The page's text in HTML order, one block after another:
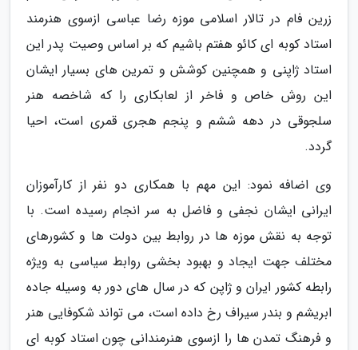
زرین فام در تالار اسلامی موزه رضا عباسی ازسوی هنرمند
استاد کوبه ای کائو هفتم باشیم که بر اساس وصیت پدر این
استاد ژاپنی و همچنین کوشش و تمرین های بسیار ایشان
این روش خاص و فاخر از لعابکاری را که شاخصه هنر
سلجوقی در دهه ششم و پنجم هجری قمری است، احیا
گردد.
وی اضافه نمود: این مهم با همکاری دو نفر از کارآموزان
ایرانی ایشان نجفی و فاضل به سر انجام رسیده است. با
توجه به نقش موزه ها در روابط بین دولت ها و کشورهای
مختلف جهت ایجاد و بهبود بخشی روابط سیاسی به ویژه
رابطه کشور ایران و ژاپن که در سال های دور به وسیله جاده
ابریشم و بندر سیراف رخ داده است، می تواند شکوفایی هنر
و فرهنگ تمدن ها را ازسوی هنرمندانی چون استاد کوبه ای